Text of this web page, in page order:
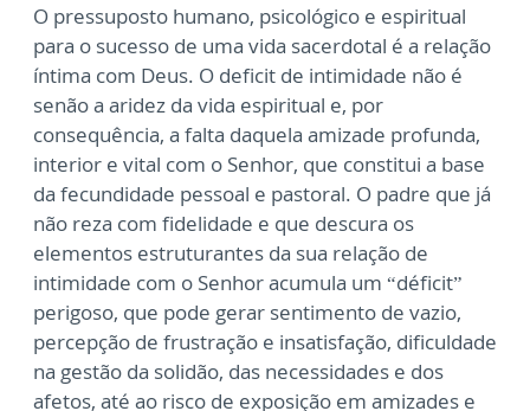
O pressuposto humano, psicológico e espiritual
para o sucesso de uma vida sacerdotal é a relação
íntima com Deus. O deficit de intimidade não é
senão a aridez da vida espiritual e, por
consequência, a falta daquela amizade profunda,
interior e vital com o Senhor, que constitui a base
da fecundidade pessoal e pastoral. O padre que já
não reza com fidelidade e que descura os
elementos estruturantes da sua relação de
intimidade com o Senhoracumula um “déficit”
perigoso, que pode gerar sentimento de vazio,
percepção de frustração e insatisfação, dificuldade
na gestão da solidão, das necessidades e dos
afetos, até ao risco de exposição em amizades e